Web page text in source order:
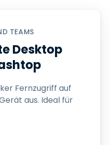
TEAMS
Desktop
Fernzugriff auf
aus. Ideal für